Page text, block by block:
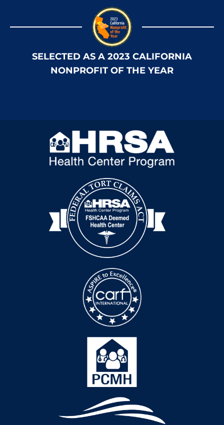
SELECTED AS A 2023 CALIFORNIA
NONPROFIT OF THE YEAR